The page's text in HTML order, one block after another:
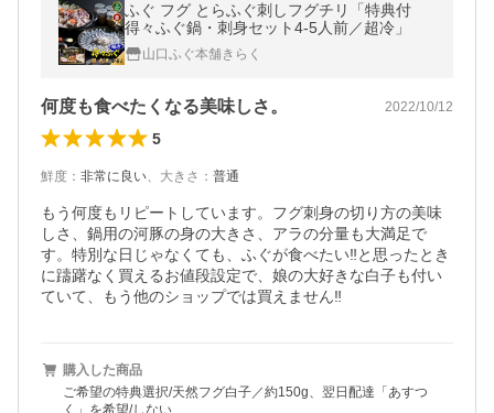
ふぐ フグ とらふぐ刺しフグチリ「特典付
得々ふぐ鍋・刺身セット4-5人前／超冷」
山口ふぐ本舗きらく
何度も食べたくなる美味しさ。 2022/10/12
5
鮮度 ： 非常に良い、 大きさ ： 普通
もう何度もリピートしています。フグ刺身の切り方の美味
しさ、鍋用の河豚の身の大きさ、アラの分量も大満足で
す。特別な日じゃなくても、ふぐが食べたい‼️と思ったとき
に躊躇なく買えるお値段設定で、娘の大好きな白子も付い
ていて、もう他のショップでは買えません‼️
購入した商品
ご希望の特典選択/天然フグ白子／約150g、翌日配達「あすつ
く」を希望/しない